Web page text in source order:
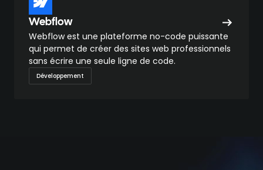
Webflow
Webflow est une plateforme no-code puissante
qui permet de créer des sites web professionnels
sans écrire une seule ligne de code.
Développement